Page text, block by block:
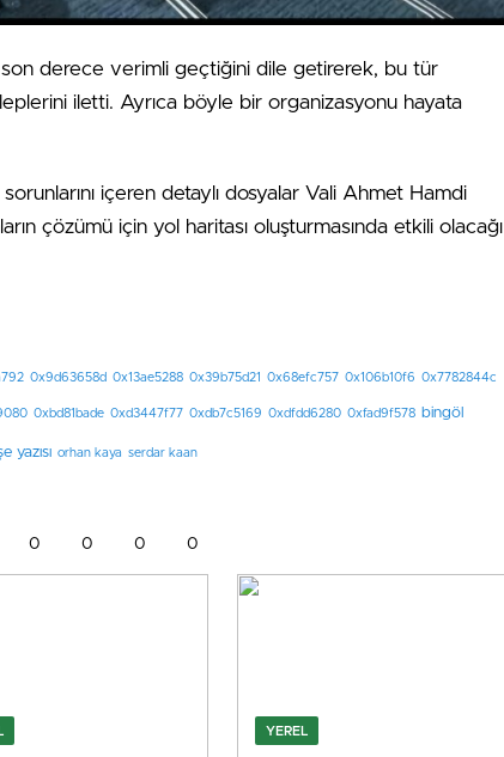
son derece verimli geçtiğini dile getirerek, bu tür
iletti. Ayrıca böyle bir organizasyonu hayata
içeren detaylı dosyalar Vali Ahmet Hamdi
çözümü için yol haritası oluşturmasında etkili olacağı
0x9d63658d 0x13ae5288 0x39b75d21 0x68efc757 0x106b10f6 0x7782844c
0xbd81bade 0xd3447f77 0xdb7c5169 0xdfdd6280 0xfad9f578 bingöl
yazısı orhan kaya serdar kaan
0 0 0 0
YEREL